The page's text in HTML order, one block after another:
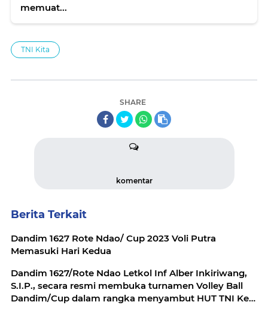
memuat...
TNI Kita
SHARE
komentar
Berita Terkait
Dandim 1627 Rote Ndao/ Cup 2023 Voli Putra
Memasuki Hari Kedua
Dandim 1627/Rote Ndao Letkol Inf Alber Inkiriwang,
S.I.P., secara resmi membuka turnamen Volley Ball
Dandim/Cup dalam rangka menyambut HUT TNI Ke -